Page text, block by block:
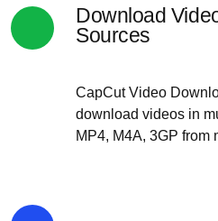
Download
Sources
CapCut Video
download videos in
MP4, M4A, 3GP from